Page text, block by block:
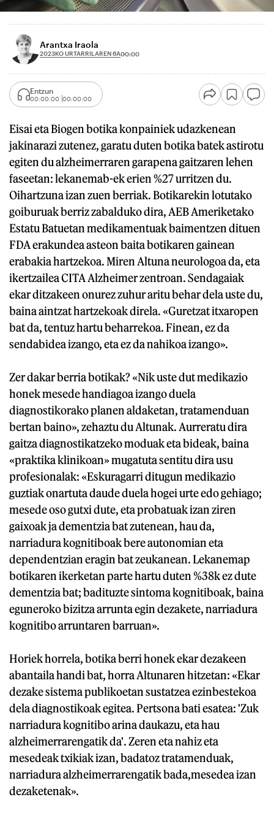
Arantxa Iraola
2023KO URTARRILAREN 6A00:00
Entzun
00:00:00 00:00:00
Eisai eta Biogen botika konpainiek udazkenean
jakinarazi zutenez, garatu duten botika batek astirotu
egiten du alzheimerraren garapena gaitzaren lehen
faseetan: lekanemab-ek erien %27 urritzen du.
Oihartzuna izan zuen berriak. Botikarekin lotutako
goiburuak berriz zabalduko dira, AEB Ameriketako
Estatu Batuetan medikamentuak baimentzen dituen
FDA erakundea asteon baita botikaren gainean
erabakia hartzekoa. Miren Altuna neurologoa da, eta
ikertzailea CITA Alzheimer zentroan. Sendagaiak
ekar ditzakeen onurez zuhur aritu behar dela uste du,
baina aintzat hartzekoak direla. «Guretzat itxaropen
bat da, tentuz hartu beharrekoa. Finean, ez da
sendabidea izango, eta ez da nahikoa izango».
Zer dakar berria botikak? «Nik uste dut medikazio
honek mesede handiagoa izango duela
diagnostikorako planen aldaketan, tratamenduan
bertan baino», zehaztu du Altunak. Aurreratu dira
gaitza diagnostikatzeko moduak eta bideak, baina
«praktika klinikoan» mugatuta sentitu dira usu
profesionalak: «Eskuragarri ditugun medikazio
guztiak onartuta daude duela hogei urte edo gehiago;
mesede oso gutxi dute, eta probatuak izan ziren
gaixoak ja dementzia bat zutenean, hau da,
narriadura kognitiboak bere autonomian eta
dependentzian eragin bat zeukanean. Lekanemap
botikaren ikerketan parte hartu duten %38k ez dute
dementzia bat; badituzte sintoma kognitiboak, baina
eguneroko bizitza arrunta egin dezakete, narriadura
kognitibo arruntaren barruan».
Horiek horrela, botika berri honek ekar dezakeen
abantaila handi bat, horra Altunaren hitzetan: «Ekar
dezake sistema publikoetan sustatzea ezinbestekoa
dela diagnostikoak egitea. Pertsona bati esatea: 'Zuk
narriadura kognitibo arina daukazu, eta hau
alzheimerrarengatik da'. Zeren eta nahiz eta
mesedeak txikiak izan, badatoz tratamenduak,
narriadura alzheimerrarengatik bada,mesedea izan
dezaketenak».